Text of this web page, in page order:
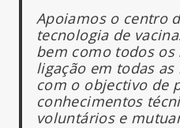
Apoiamos o centro
tecnologia de
bem como todos
ligação em todas
com o objectivo de
conhecimentos
voluntários e